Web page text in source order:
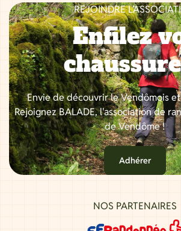
REJOINDRE
Enfilez
Envie de découvrir le Vendômois
Rejoignez BALADE, l'association de
de Vendôme !
Adhérer
NOS PARTENAIRES